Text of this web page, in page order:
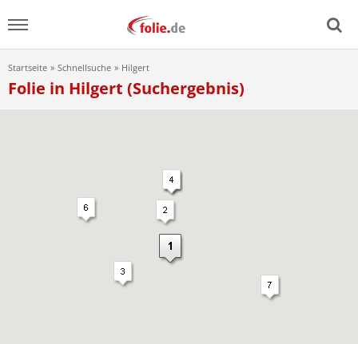
Home
Startseite Schnellsuche Hilgert
Folie in Hilgert (Suchergebnis)